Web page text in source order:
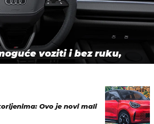
voziti i bez ruku,
Ovo je novi mali